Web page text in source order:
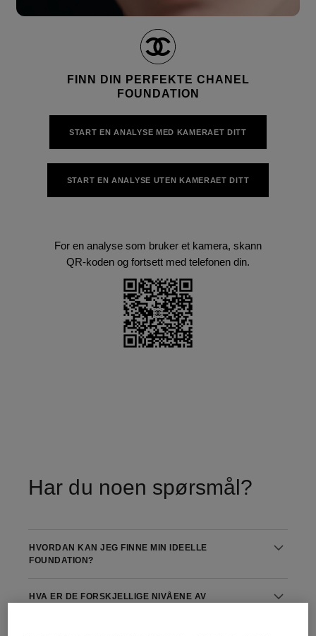
FINN DIN PERFEKTE CHANEL
FOUNDATION
START EN ANALYSE MED KAMERAET DITT
START EN ANALYSE UTEN KAMERAET DITT
For en analyse som bruker et kamera, skann
QR-koden og fortsett med telefonen din.
Har du noen spørsmål?
HVORDAN KAN JEG FINNE MIN IDEELLE
FOUNDATION?
HVA ER DE FORSKJELLIGE NIVÅENE AV